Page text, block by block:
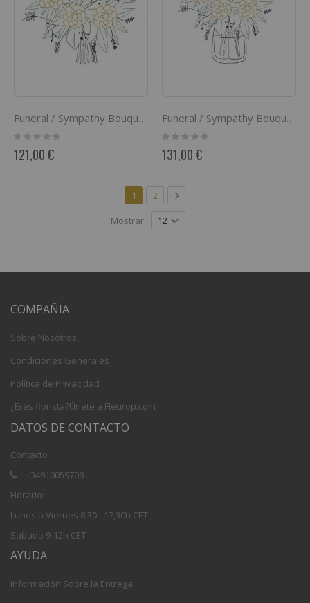
Funeral / Sympathy Bouquet
Rating:
0%
121,00 €
Funeral / Sympathy Bouquet with ribbon
Rating:
0%
131,00 €
Página
Actualmente estás leyendo página
1 Página
2 Página
Siguiente
Mostrar
COMPAÑIA
Sobre Nosotros
Condiciones Generales
Política de Privacidad
¿Eres florista?Únete a Fleurop.com
DATOS DE CONTACTO
Contacto
+34910059708
Horario:
Lunes a Viernes 8,30 - 17,30h CET
Sábado 9-12h CET
AYUDA
Información Sobre la Entrega